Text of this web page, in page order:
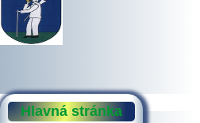
Hlavná stránka